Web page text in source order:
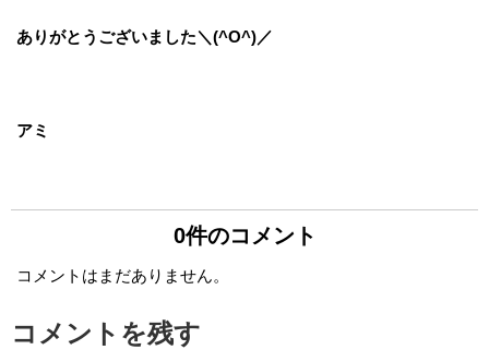
ありがとうございました＼(^O^)／
アミ
0件のコメント
コメントはまだありません。
コメントを残す